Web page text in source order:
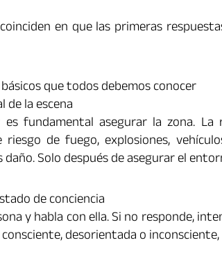
en que las primeras
que todos debemos conocer
de la escena
fundamental asegurar la zona.
riesgo de fuego, explosiones,
daño. Solo después de asegurar el
de conciencia
y habla con ella. Si no responde,
desorientada o